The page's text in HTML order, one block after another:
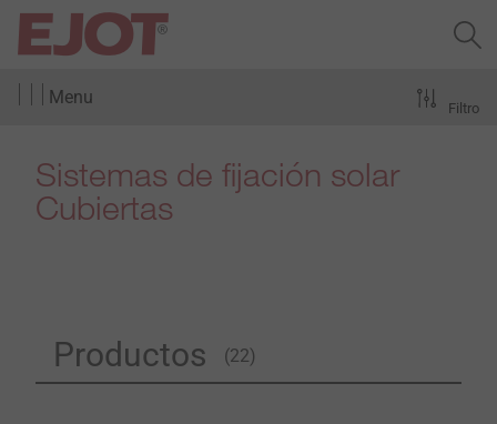
Menu
Sistemas de fijación solar
Cubiertas
Productos (22)
Filtro